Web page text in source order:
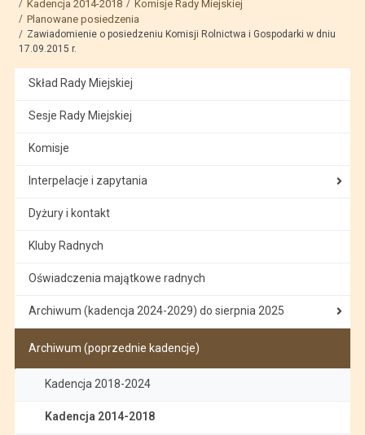
Kadencja 2014-2018
Komisje Rady Miejskiej
Planowane posiedzenia
Zawiadomienie o posiedzeniu Komisji Rolnictwa i Gospodarki w dniu
17.09.2015 r.
Skład Rady Miejskiej
Sesje Rady Miejskiej
Komisje
Interpelacje i zapytania
Dyżury i kontakt
Kluby Radnych
Oświadczenia majątkowe radnych
Archiwum (kadencja 2024-2029) do sierpnia 2025
Archiwum (poprzednie kadencje)
Kadencja 2018-2024
Kadencja 2014-2018